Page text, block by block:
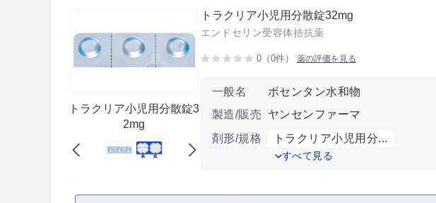
トラクリア小児用分散錠3
2mg
トラクリア小児用分散錠32mg
エンドセリン受容体拮抗薬
0（0件） 薬の評価を見る
一般名
ボセンタン水和物
製造/販売
ヤンセンファーマ
剤形/規格
トラクリア小児用分...
すべて見る